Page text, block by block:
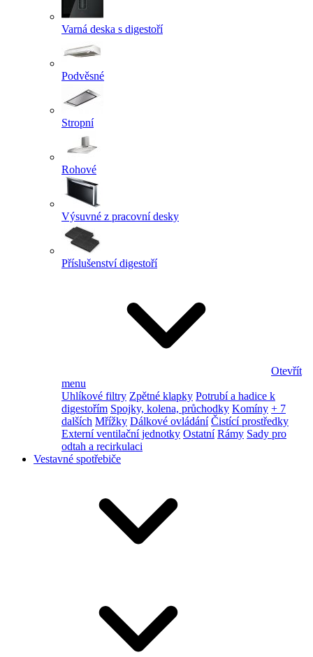
Varná deska s digestoří
Podvěsné
Stropní
Rohové
Výsuvné z pracovní desky
Příslušenství digestoří
Otevřít
menu
Uhlíkové filtry Zpětné klapky Potrubí a hadice k
digestořím Spojky, kolena, průchodky Komíny + 7
dalších Mřížky Dálkové ovládání Čistící prostředky
Externí ventilační jednotky Ostatní Rámy Sady pro
odtah a recirkulaci
Vestavné spotřebiče